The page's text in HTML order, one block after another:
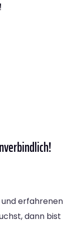
und erfahrenen
dann bist